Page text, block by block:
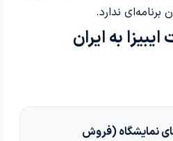
برنامه‌ای ندارد.
به ایران
نمایشگاه (فروش